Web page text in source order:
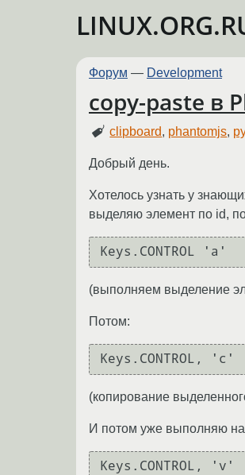
Форум — Development
copy-paste в
clipboard, phantomjs,
Добрый день.
Хотелось узнать у
выделяю элемент по id,
Keys.CONTROL 'a'
(выполняем выделение
Потом:
Keys.CONTROL, 'c'
(копирование
И потом уже выполняю
Keys.CONTROL, 'v'